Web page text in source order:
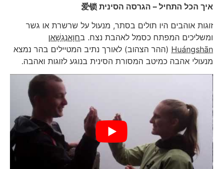
איך הכל התחיל – הגרסה הסינית爱锁
זוגות אוהבים היו תולים בסתר, מנעול על שרשרת או גשר
ומשליכים המפתח כסמל לאהבת נצח. בחוָאנְגְשָׁאן
Huángshān(ההר הצהוב) לאורך נתיב המטיילים בהר נמצא
מנעולי אהבה כמיטב המסורת הסינית בנוגע לזוגות ואהבה.